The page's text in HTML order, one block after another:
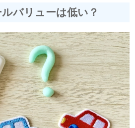
バリューは低い？